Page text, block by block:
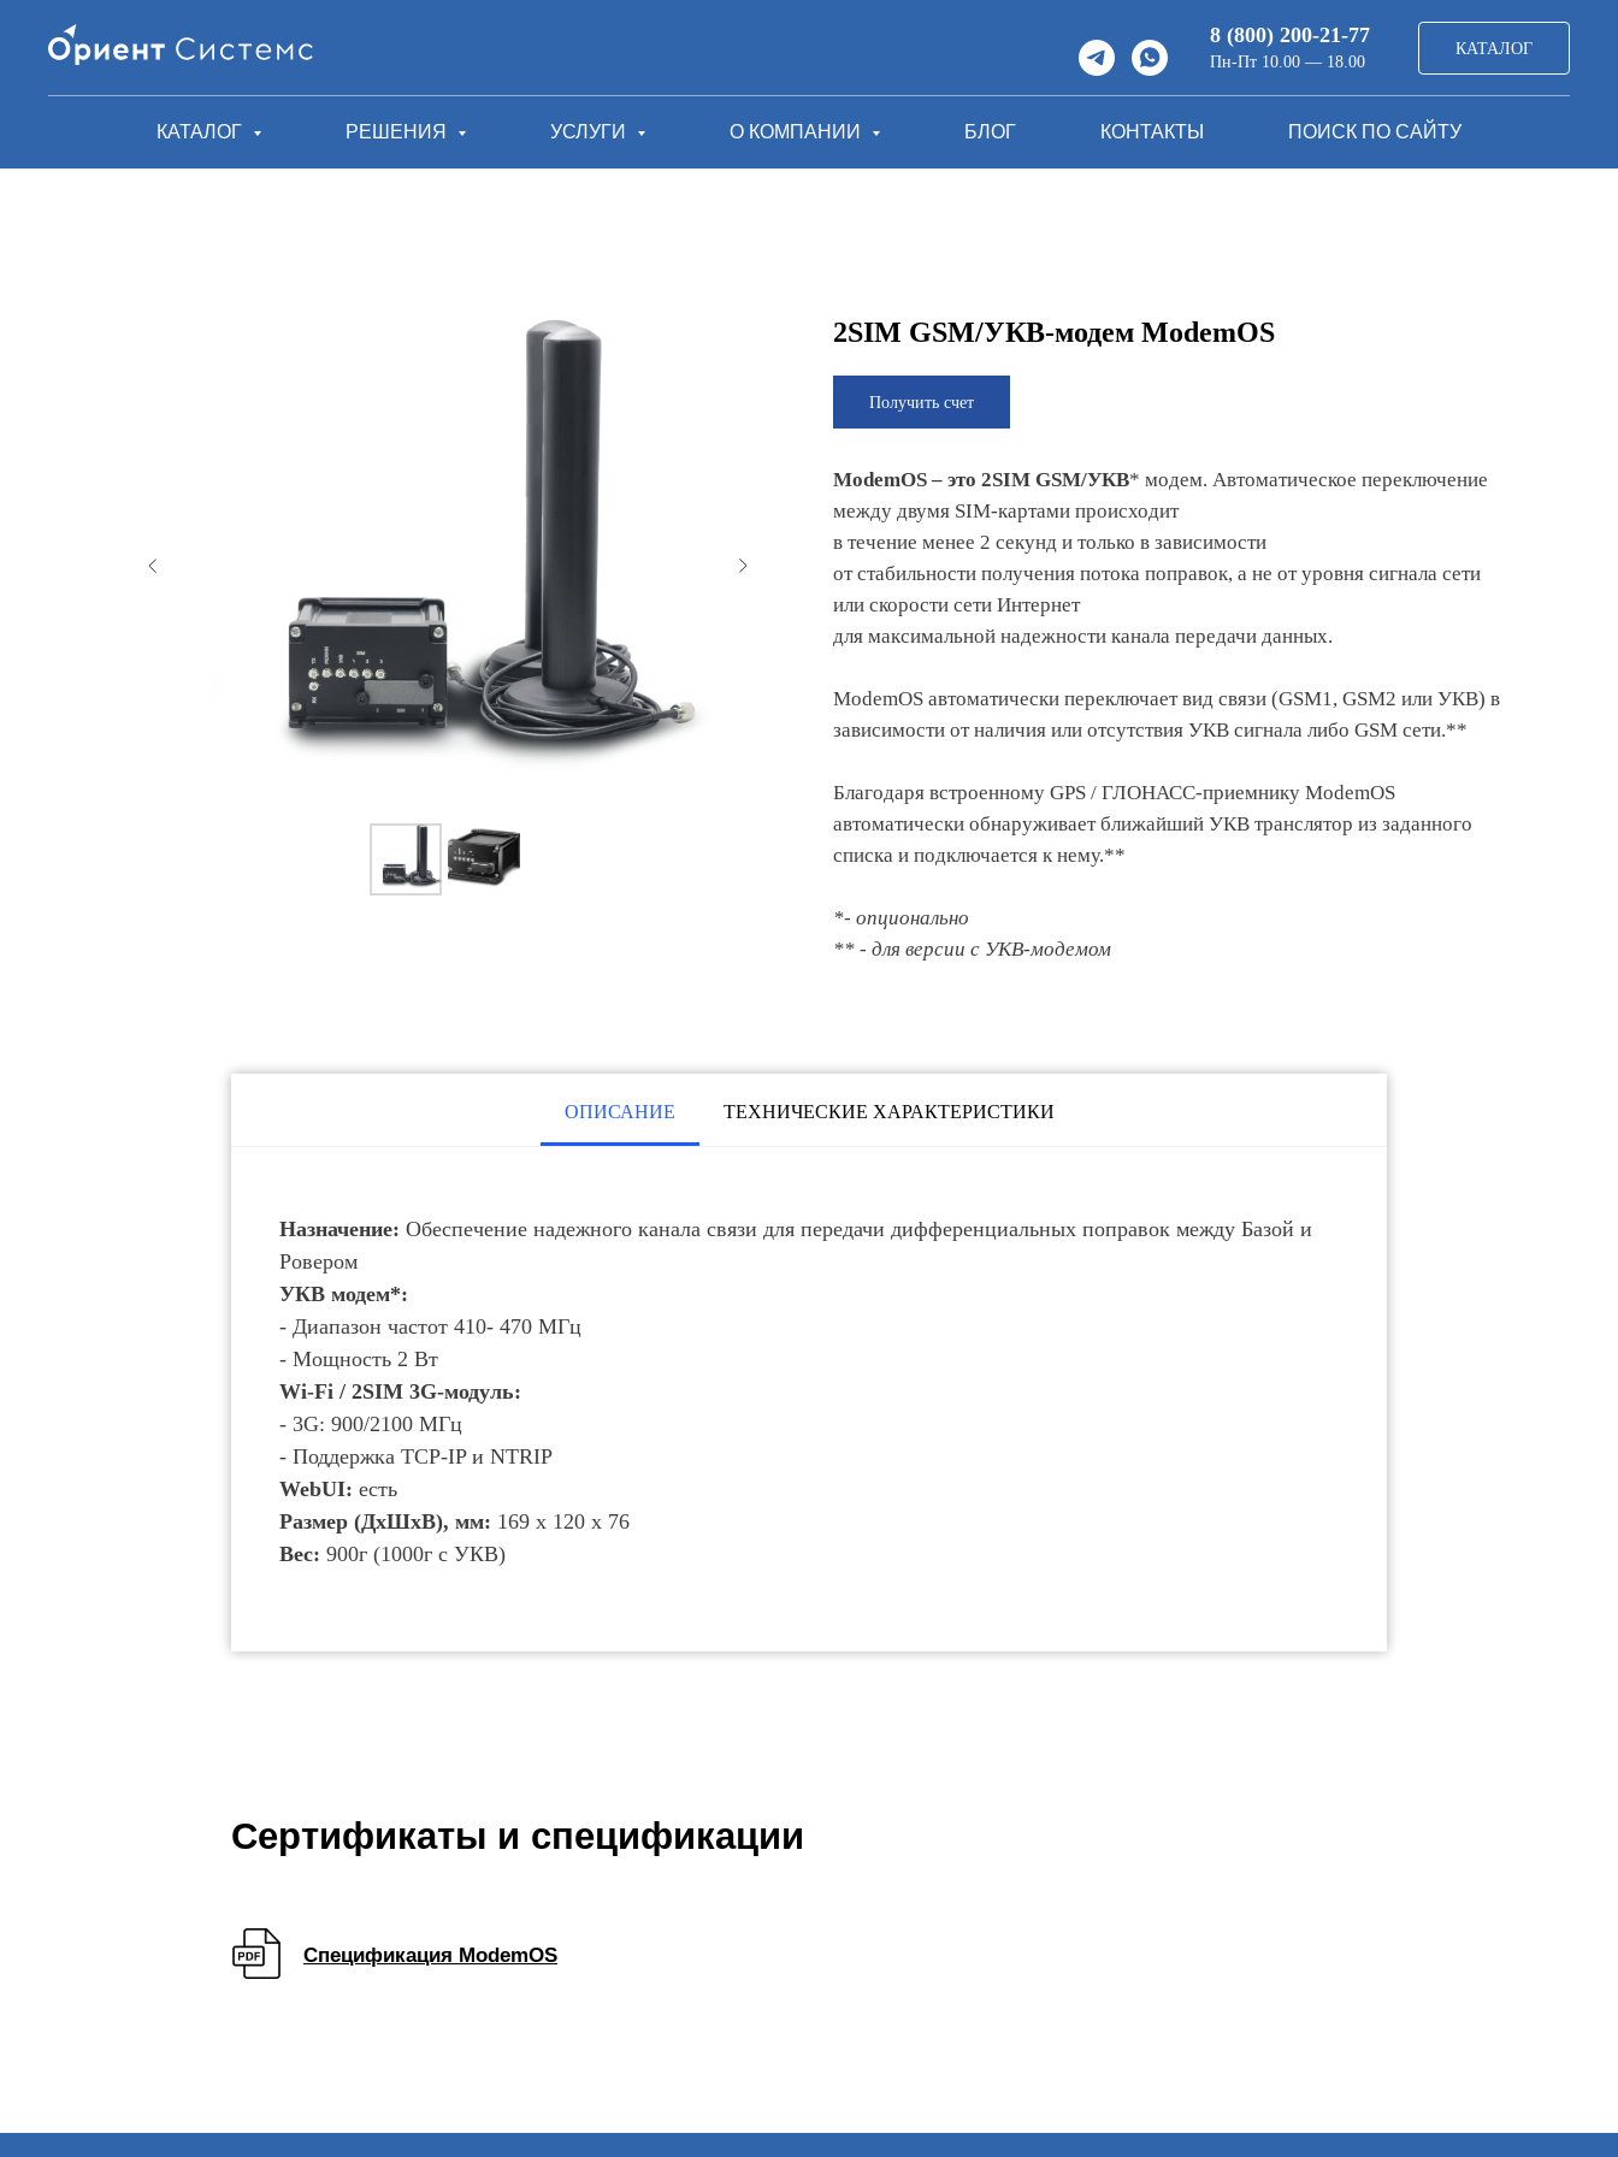
8 (800) 200-21-77
Пн-Пт 10.00 — 18.00
КАТАЛОГ
КАТАЛОГ РЕШЕНИЯ УСЛУГИ О КОМПАНИИ БЛОГ КОНТАКТЫ ПОИСК ПО САЙТУ
2SIM GSM/УКВ-модем ModemOS
Получить счет
ModemOS – это 2SIM GSM/УКВ* модем. Автоматическое переключение
между двумя SIM-картами происходит
в течение менее 2 секунд и только в зависимости
от стабильности получения потока поправок, а не от уровня сигнала сети
или скорости сети Интернет
для максимальной надежности канала передачи данных.
ModemOS автоматически переключает вид связи (GSM1, GSM2 или УКВ) в
зависимости от наличия или отсутствия УКВ сигнала либо GSM сети.**
Благодаря встроенному GPS / ГЛОНАСС-приемнику ModemOS
автоматически обнаруживает ближайший УКВ транслятор из заданного
списка и подключается к нему.**
*- опционально
** - для версии с УКВ-модемом
ОПИСАНИЕ ТЕХНИЧЕСКИЕ ХАРАКТЕРИСТИКИ
Назначение: Обеспечение надежного канала связи для передачи дифференциальных поправок между Базой и
Ровером
УКВ модем*:
- Диапазон частот 410- 470 МГц
- Мощность 2 Вт
Wi-Fi / 2SIM 3G-модуль:
- 3G: 900/2100 МГц
- Поддержка ТСР-IP и NTRIP
WebUI: есть
Размер (ДхШхВ), мм: 169 х 120 х 76
Вес: 900г (1000г с УКВ)
Сертификаты и спецификации
Спецификация ModemOS